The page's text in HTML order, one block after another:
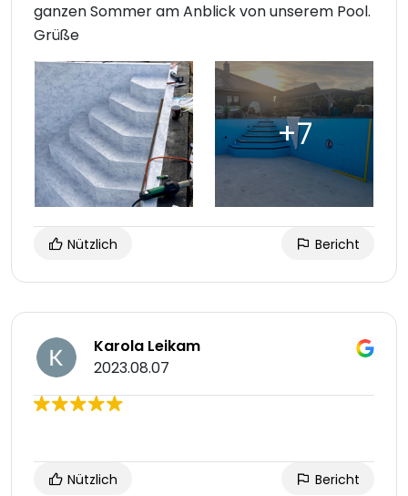
ganzen Sommer am Anblick von unserem Pool.
Grüße
Nützlich Bericht
Karola Leikam
2023.08.07
Nützlich Bericht